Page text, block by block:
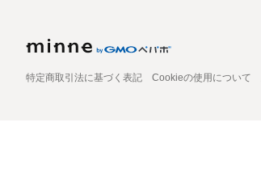
特定商取引法に基づく表記 Cookieの使用について